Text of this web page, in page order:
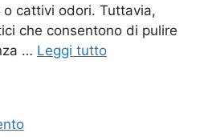
cattivi odori. Tuttavia,
che consentono di pulire
… Leggi tutto